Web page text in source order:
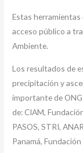
Estas
acceso público a
Ambiente.
Los resultados de
precipitación y
importante de
de: CIAM,
PASOS, STRI,
Panamá,